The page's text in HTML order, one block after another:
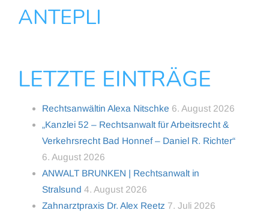
ANTEPLI
LETZTE EINTRÄGE
Rechtsanwältin Alexa Nitschke 6. August 2026
„Kanzlei 52 – Rechtsanwalt für Arbeitsrecht &
Verkehrsrecht Bad Honnef – Daniel R. Richter“
6. August 2026
ANWALT BRUNKEN | Rechtsanwalt in
Stralsund 4. August 2026
Zahnarztpraxis Dr. Alex Reetz 7. Juli 2026